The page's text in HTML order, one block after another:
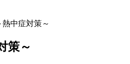
中症対策～
策～